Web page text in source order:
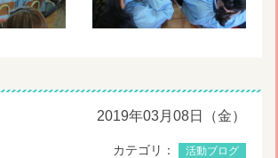
2019年03月08日（金）
カテゴリ： 活動ブログ